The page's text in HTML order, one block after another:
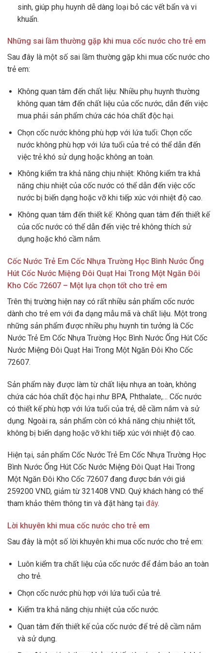
sinh, giúp phụ huynh dễ dàng loại bỏ các vết bẩn và vi
khuẩn.
Những sai lầm thường gặp khi mua cốc nước cho trẻ em
Sau đây là một số sai lầm thường gặp khi mua cốc nước cho
trẻ em:
Không quan tâm đến chất liệu: Nhiều phụ huynh thường
không quan tâm đến chất liệu của cốc nước, dẫn đến việc
mua phải sản phẩm chứa các hóa chất độc hại.
Chọn cốc nước không phù hợp với lứa tuổi: Chọn cốc
nước không phù hợp với lứa tuổi của trẻ có thể dẫn đến
việc trẻ khó sử dụng hoặc không an toàn.
Không kiểm tra khả năng chịu nhiệt: Không kiểm tra khả
năng chịu nhiệt của cốc nước có thể dẫn đến việc cốc
nước bị biến dạng hoặc vỡ khi tiếp xúc với nhiệt độ cao.
Không quan tâm đến thiết kế: Không quan tâm đến thiết kế
của cốc nước có thể dẫn đến việc trẻ không thích sử
dụng hoặc khó cầm nắm.
Cốc Nước Trẻ Em Cốc Nhựa Trường Học Bình Nước Ống
Hút Cốc Nước Miệng Đôi Quạt Hai Trong Một Ngăn Đôi
Kho Cốc 72607 – Một lựa chọn tốt cho trẻ em
Trên thị trường hiện nay có rất nhiều sản phẩm cốc nước
dành cho trẻ em với đa dạng mẫu mã và chất liệu. Một trong
những sản phẩm được nhiều phụ huynh tin tưởng là Cốc
Nước Trẻ Em Cốc Nhựa Trường Học Bình Nước Ống Hút Cốc
Nước Miệng Đôi Quạt Hai Trong Một Ngăn Đôi Kho Cốc
72607.
Sản phẩm này được làm từ chất liệu nhựa an toàn, không
chứa các hóa chất độc hại như BPA, Phthalate,… Cốc nước
có thiết kế phù hợp với lứa tuổi của trẻ, dễ cầm nắm và sử
dụng. Ngoài ra, sản phẩm còn có khả năng chịu nhiệt tốt,
không bị biến dạng hoặc vỡ khi tiếp xúc với nhiệt độ cao.
Hiện tại, sản phẩm Cốc Nước Trẻ Em Cốc Nhựa Trường Học
Bình Nước Ống Hút Cốc Nước Miệng Đôi Quạt Hai Trong
Một Ngăn Đôi Kho Cốc 72607 đang được bán với giá
259200 VND, giảm từ 321408 VND. Quý khách hàng có thể
tham khảo thêm thông tin và đặt hàng tại đây.
Lời khuyên khi mua cốc nước cho trẻ em
Sau đây là một số lời khuyên khi mua cốc nước cho trẻ em:
Luôn kiểm tra chất liệu của cốc nước để đảm bảo an toàn
cho trẻ.
Chọn cốc nước phù hợp với lứa tuổi của trẻ.
Kiểm tra khả năng chịu nhiệt của cốc nước.
Quan tâm đến thiết kế của cốc nước để trẻ dễ cầm nắm
và sử dụng.